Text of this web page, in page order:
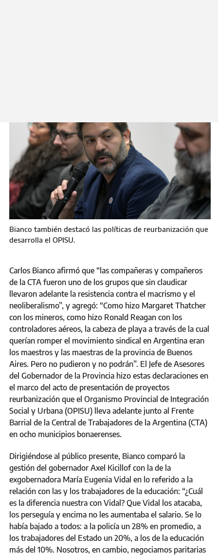
Bianco también destacó las políticas de reurbanización que
desarrolla el OPISU.
Carlos Bianco afirmó que “las compañeras y compañeros
de la CTA fueron uno de los grupos que sin claudicar
llevaron adelante la resistencia contra el macrismo y el
neoliberalismo”, y agregó: “Como hizo Margaret Thatcher
con los mineros, como hizo Ronald Reagan con los
controladores aéreos, la cabeza de playa a través de la cual
querían romper el movimiento sindical en Argentina eran
los maestros y las maestras de la provincia de Buenos
Aires. Pero no pudieron y no podrán”. El Jefe de Asesores
del Gobernador de la Provincia hizo estas declaraciones en
el marco del acto de presentación de proyectos
reurbanización que el Organismo Provincial de Integración
Social y Urbana (OPISU) lleva adelante junto al Frente
Barrial de la Central de Trabajadores de la Argentina (CTA)
en ocho municipios bonaerenses.
Dirigiéndose al público presente, Bianco comparó la
gestión del gobernador Axel Kicillof con la de la
exgobernadora María Eugenia Vidal en lo referido a la
relación con las y los trabajadores de la educación: “¿Cuál
es la diferencia nuestra con Vidal? Que Vidal los atacaba,
los perseguía y encima no les aumentaba el salario. Se lo
había bajado a todos: a la policía un 28% en promedio, a
los trabajadores del Estado un 20%, a los de la educación
más del 10%. Nosotros, en cambio, negociamos paritarias